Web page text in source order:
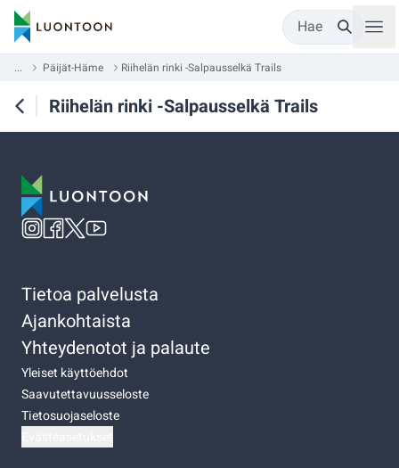
Hae
... Päijät-Häme Riihelän rinki -Salpausselkä Trails
Riihelän rinki -Salpausselkä Trails
Tietoa palvelusta
Ajankohtaista
Yhteydenotot ja palaute
Yleiset käyttöehdot
Saavutettavuusseloste
Tietosuojaseloste